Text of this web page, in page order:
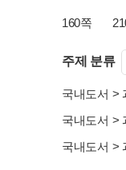
160쪽
주제 분류
국내도서 >
국내도서 >
국내도서 >